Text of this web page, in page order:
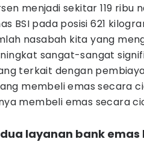
menjadi sekitar 119 ribu
BSI pada posisi 621
nasabah kita yang
sangat-sangat
terkait dengan
membeli emas secara
membeli emas secara
layanan bank